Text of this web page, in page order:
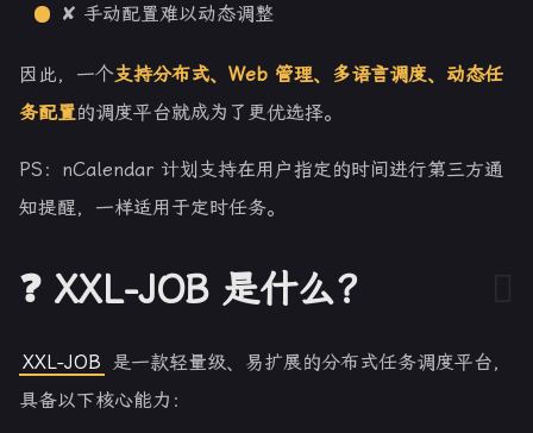
✘ 手动配置难以动态调整
因此，一个支持分布式、Web 管理、多语言调度、动态任
务配置的调度平台就成为了更优选择。
PS：nCalendar 计划支持在用户指定的时间进行第三方通
知提醒，一样适用于定时任务。
❓ XXL-JOB 是什么？
XXL-JOB
是一款轻量级、易扩展的分布式任务调度平台，
具备以下核心能力：